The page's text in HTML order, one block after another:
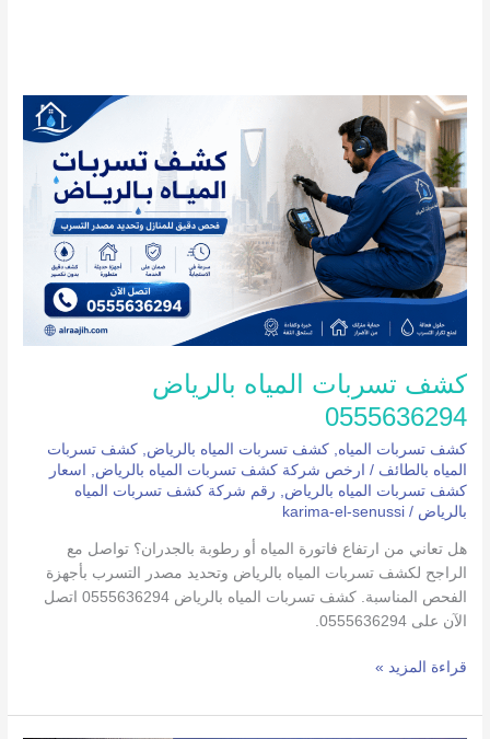
كشف تسربات المياه بالرياض
0555636294
كشف تسربات المياه ,كشف تسربات المياه بالرياض ,كشف تسربات
المياه بالطائف / ارخص شركة كشف تسربات المياه بالرياض
اسعار
كشف تسربات المياه بالرياض
رقم شركة كشف تسربات المياه
بالرياض /
karima-el-senussi
هل تعاني من ارتفاع فاتورة المياه أو رطوبة بالجدران؟ تواصل مع
الراجح لكشف تسربات المياه بالرياض وتحديد مصدر التسرب بأجهزة
الفحص المناسبة. كشف تسربات المياه بالرياض 0555636294 اتصل
الآن على 0555636294.
كشف
تسربات
المياه
بالرياض
0555636294
قراءة المزيد »